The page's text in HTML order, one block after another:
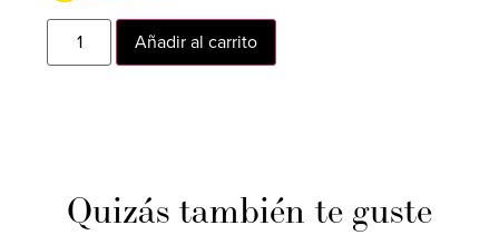
Añadir al carrito
Quizás también te guste